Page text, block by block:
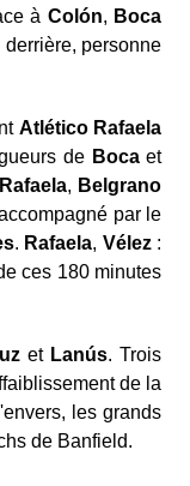
à Colón, Boca
personne
Atlético Rafaela
de Bocaet
Rafaela, Belgrano
par le
. Rafaela, Vélez:
ces 180 minutes
et Lanús. Trois
de la
les grands
de Banfield.